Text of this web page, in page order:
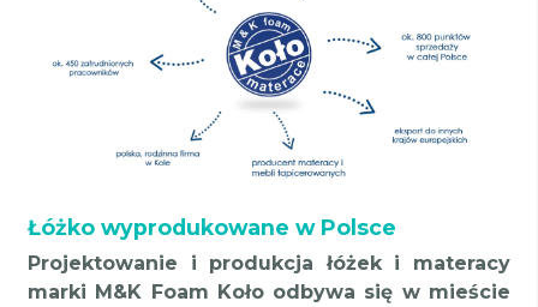
Łóżko wyprodukowane w Polsce
Projektowanie i produkcja łóżek i materacy
marki M&K Foam Koło odbywa się w mieście